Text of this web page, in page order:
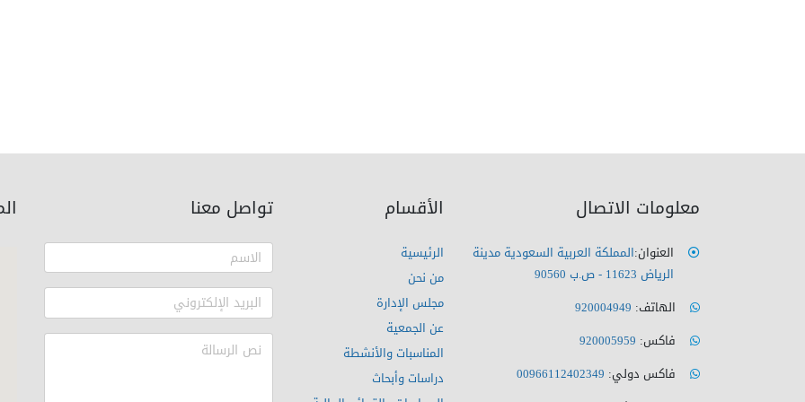
معلومات الاتصال
العنوان:المملكة العربية السعودية مدينة
الرياض 11623 - ص.ب 90560
الهاتف:
فاكس:
فاكس دولي:
الأقسام
الرئيسية
من نحن
مجلس الإدارة
عن الجمعية
المناسبات والأنشطة
دراسات وأبحاث
تواصل معنا